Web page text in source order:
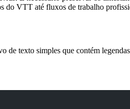
do VTT até fluxos de trabalho
texto simples que contém